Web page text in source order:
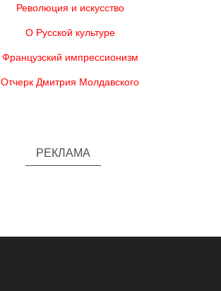
Революция и искусство
О Русской культуре
Французский импрессионизм
Отчерк Дмитрия Молдавского
РЕКЛАМА